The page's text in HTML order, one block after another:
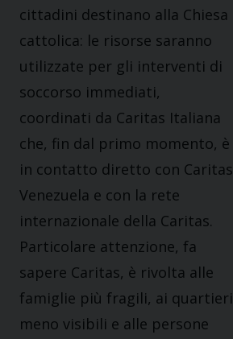
cittadini destinano alla Chiesa
cattolica: le risorse saranno
utilizzate per gli interventi di
soccorso immediati,
coordinati da Caritas Italiana
che, fin dal primo momento, è
in contatto diretto con Caritas
Venezuela e con la rete
internazionale della Caritas.
Particolare attenzione, fa
sapere Caritas, è rivolta alle
famiglie più fragili, ai quartieri
meno visibili e alle persone